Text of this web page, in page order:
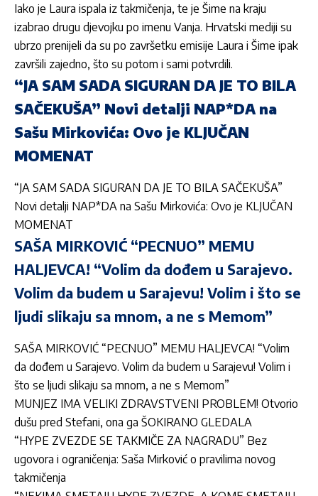
Iako je Laura ispala iz takmičenja, te je Šime na kraju
izabrao drugu djevojku po imenu Vanja. Hrvatski mediji su
ubrzo prenijeli da su po završetku emisije Laura i Šime ipak
završili zajedno, što su potom i sami potvrdili.
“JA SAM SADA SIGURAN DA JE TO BILA
SAČEKUŠA” Novi detalji NAP*DA na
Sašu Mirkovića: Ovo je KLJUČAN
MOMENAT
“JA SAM SADA SIGURAN DA JE TO BILA SAČEKUŠA”
Novi detalji NAP*DA na Sašu Mirkovića: Ovo je KLJUČAN
MOMENAT
SAŠA MIRKOVIĆ “PECNUO” MEMU
HALJEVCA! “Volim da dođem u Sarajevo.
Volim da budem u Sarajevu! Volim i što se
ljudi slikaju sa mnom, a ne s Memom”
SAŠA MIRKOVIĆ “PECNUO” MEMU HALJEVCA! “Volim
da dođem u Sarajevo. Volim da budem u Sarajevu! Volim i
što se ljudi slikaju sa mnom, a ne s Memom”
MUNJEZ IMA VELIKI ZDRAVSTVENI PROBLEM! Otvorio
dušu pred Stefani, ona ga ŠOKIRANO GLEDALA
“HYPE ZVEZDE SE TAKMIČE ZA NAGRADU” Bez
ugovora i ograničenja: Saša Mirković o pravilima novog
takmičenja